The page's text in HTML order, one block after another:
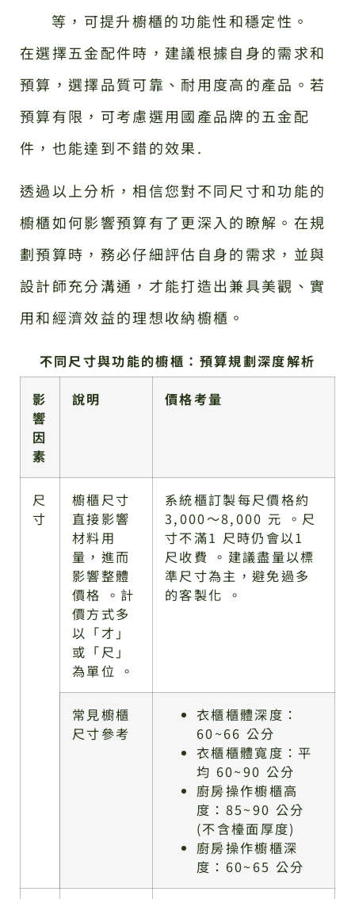
等，可提升櫥櫃的功能性和穩定性。
在選擇五金配件時，建議根據自身的需求和
預算，選擇品質可靠、耐用度高的產品。若
預算有限，可考慮選用國產品牌的五金配
件，也能達到不錯的效果.
透過以上分析，相信您對不同尺寸和功能的
櫥櫃如何影響預算有了更深入的瞭解。在規
劃預算時，務必仔細評估自身的需求，並與
設計師充分溝通，才能打造出兼具美觀、實
用和經濟效益的理想收納櫥櫃。
不同尺寸與功能的櫥櫃：預算規劃深度解析
影
響
因
素
說明 價格考量
尺
寸
櫥櫃尺寸
直接影響
材料用
量，進而
影響整體
價格 。計
價方式多
以「才」
或「尺」
為單位 。
系統櫃訂製每尺價格約
3,000～8,000 元 。尺
寸不滿1 尺時仍會以1
尺收費 。建議盡量以標
準尺寸為主，避免過多
的客製化 。
常見櫥櫃
尺寸參考
衣櫃櫃體深度：
60~66 公分
衣櫃櫃體寬度：平
均 60~90 公分
廚房操作櫥櫃高
度：85~90 公分
(不含檯面厚度)
廚房操作櫥櫃深
度：60~65 公分